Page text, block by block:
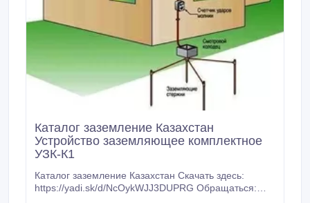
Каталог заземление Казахстан
Устройство заземляющее комплектное
УЗК-К1
Каталог заземление Казахстан Скачать здесь:
https://yadi.sk/d/NcOykWJJ3DUPRG Обращаться: